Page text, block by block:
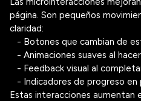
página. Son pequeños
claridad:
- Botones que cambian de
- Animaciones suaves al hacer
- Feedback visual al
- Indicadores de progreso en
Estas interacciones aumentan